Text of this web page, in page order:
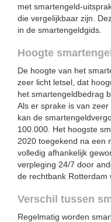
met smartengeld-
die vergelijkbaar zijn.
in de smartengeldgids.
Hoogte
De hoogte van het
zeer licht letsel, dat
het smartengeldbedrag
Als er sprake is van
kan de
100.000. Het hoogste
2020 toegekend na een
volledig afhankelijk
verpleging 24/7 door
de rechtbank Rotterdam
Verschil tussen
Regelmatig worden